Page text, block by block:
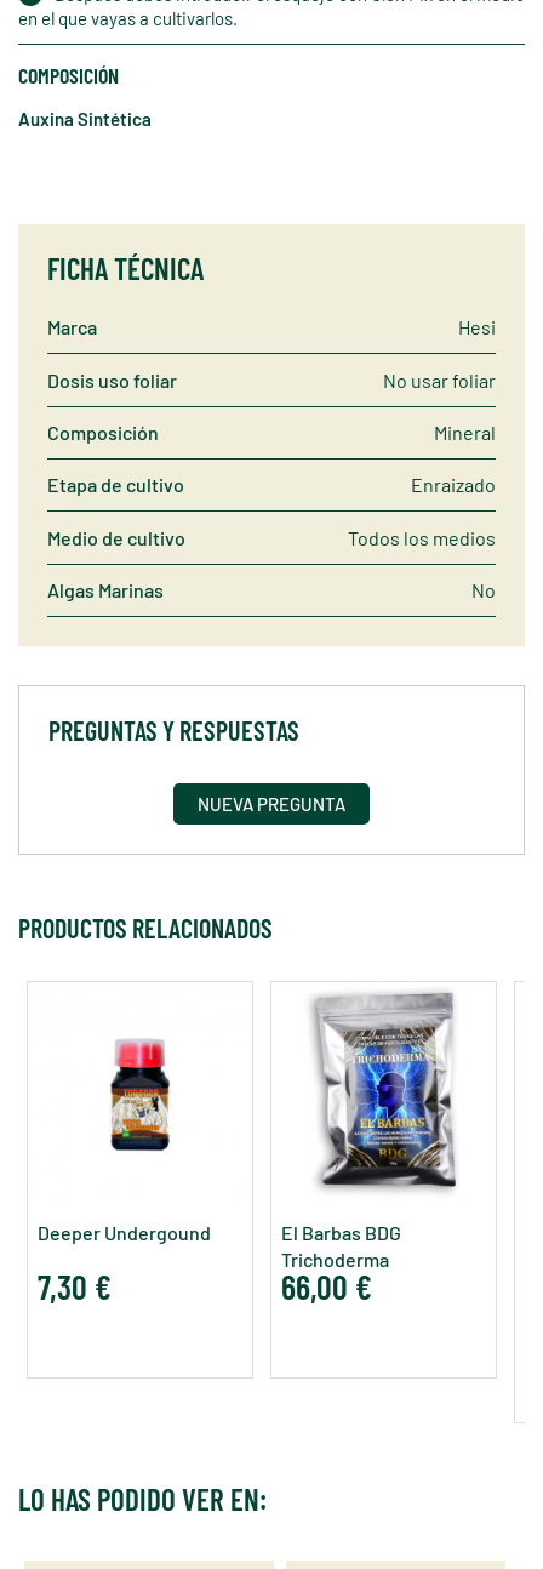
en el que vayas a cultivarlos.
COMPOSICIÓN
Auxina Sintética
FICHA TÉCNICA
Marca Hesi
Dosis uso foliar No usar foliar
Composición Mineral
Etapa de cultivo Enraizado
Medio de cultivo Todos los medios
Algas Marinas No
PREGUNTAS Y RESPUESTAS
NUEVA PREGUNTA
PRODUCTOS RELACIONADOS
Deeper Undergound
7,30 €
El Barbas BDG
Trichoderma
66,00 €
LO HAS PODIDO VER EN: